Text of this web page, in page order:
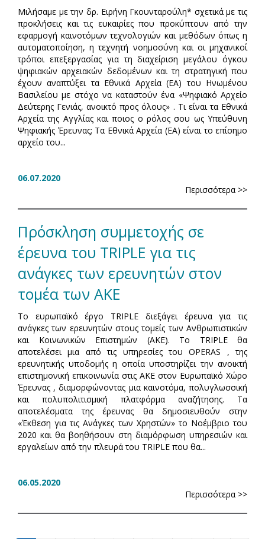
Μιλήσαμε με την δρ. Ειρήνη Γκουνταρούλη* σχετικά με τις
προκλήσεις και τις ευκαιρίες που προκύπτουν από την
εφαρμογή καινοτόμων τεχνολογιών και μεθόδων όπως η
αυτοματοποίηση, η τεχνητή νοημοσύνη και οι μηχανικοί
τρόποι επεξεργασίας για τη διαχείριση μεγάλου όγκου
ψηφιακών αρχειακών δεδομένων και τη στρατηγική που
έχουν αναπτύξει τα Εθνικά Αρχεία (ΕΑ) του Ηνωμένου
Βασιλείου με στόχο να καταστούν ένα «Ψηφιακό Αρχείο
Δεύτερης Γενιάς, ανοικτό προς όλους» . Τι είναι τα Εθνικά
Αρχεία της Αγγλίας και ποιος ο ρόλος σου ως Υπεύθυνη
Ψηφιακής Έρευνας; Τα Εθνικά Αρχεία (EA) είναι το επίσημο
αρχείο του...
06.07.2020
Περισσότερα >>
Πρόσκληση συμμετοχής σε
έρευνα του TRIPLE για τις
ανάγκες των ερευνητών στον
τομέα των ΑΚΕ
Το ευρωπαϊκό έργο TRIPLE διεξάγει έρευνα για τις
ανάγκες των ερευνητών στους τομείς των Ανθρωπιστικών
και Κοινωνικών Επιστημών (ΑΚΕ). To TRIPLE θα
αποτελέσει μια από τις υπηρεσίες του OPERAS , της
ερευνητικής υποδομής η οποία υποστηρίζει την ανοικτή
επιστημονική επικοινωνία στις ΑΚΕ στον Ευρωπαϊκό Χώρο
Έρευνας , διαμορφώνοντας μια καινοτόμα, πολυγλωσσική
και πολυπολιτισμική πλατφόρμα αναζήτησης. Τα
αποτελέσματα της έρευνας θα δημοσιευθούν στην
«Έκθεση για τις Ανάγκες των Χρηστών» το Νοέμβριο του
2020 και θα βοηθήσουν στη διαμόρφωση υπηρεσιών και
εργαλείων από την πλευρά του TRIPLE που θα...
06.05.2020
Περισσότερα >>